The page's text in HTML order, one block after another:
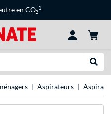
en CO2
1
Aspirateurs